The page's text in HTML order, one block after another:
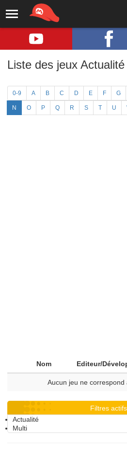
Liste des jeux Actualité
0-9 A B C D E F G
N O P Q R S T U
Nom Editeur/
Aucun jeu ne correspond
Filtres actifs
Actualité
Multi